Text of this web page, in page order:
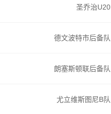
圣乔治U20
德文波特市后备队
朗塞斯顿联后备队
尤立维斯图尼B队